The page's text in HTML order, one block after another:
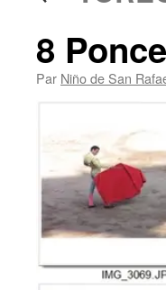
8
Par Niño de San